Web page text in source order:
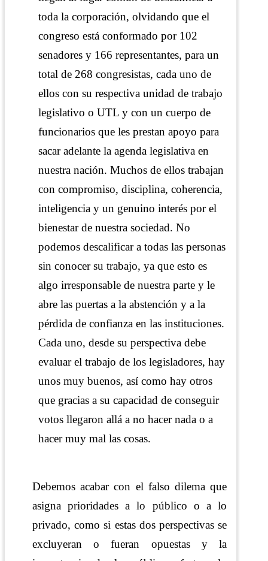
toda la corporación, olvidando que el
congreso está conformado por 102
senadores y 166 representantes, para un
total de 268 congresistas, cada uno de
ellos con su respectiva unidad de trabajo
legislativo o UTL y con un cuerpo de
funcionarios que les prestan apoyo para
sacar adelante la agenda legislativa en
nuestra nación. Muchos de ellos trabajan
con compromiso, disciplina, coherencia,
inteligencia y un genuino interés por el
bienestar de nuestra sociedad. No
podemos descalificar a todas las personas
sin conocer su trabajo, ya que esto es
algo irresponsable de nuestra parte y le
abre las puertas a la abstención y a la
pérdida de confianza en las instituciones.
Cada uno, desde su perspectiva debe
evaluar el trabajo de los legisladores, hay
unos muy buenos, así como hay otros
que gracias a su capacidad de conseguir
votos llegaron allá a no hacer nada o a
hacer muy mal las cosas.
Debemos acabar con el falso dilema que
asigna prioridades a lo público o a lo
privado, como si estas dos perspectivas se
excluyeran o fueran opuestas y la